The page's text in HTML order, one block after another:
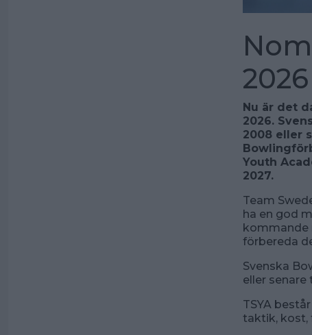
Nu är det
2026.
2008 eller
Youth
2027.
Team
ha en god
kommande
förbereda
Svenska
eller senare
TSYA
taktik, kost,